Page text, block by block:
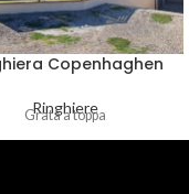
Copenhaghen
Ringhiere
Grata a toppa